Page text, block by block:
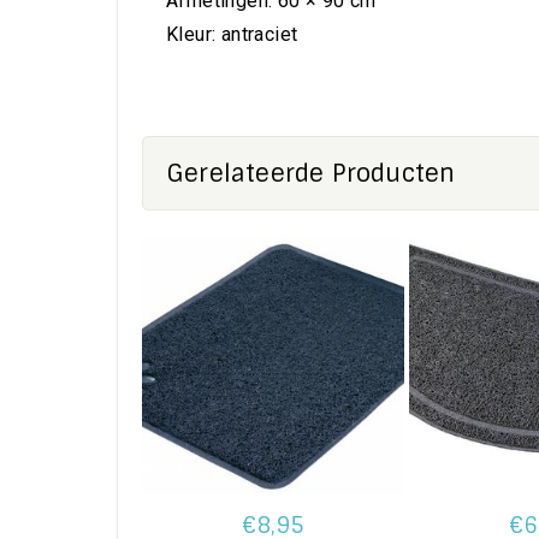
Kleur: antraciet
Gerelateerde Producten
€8,95